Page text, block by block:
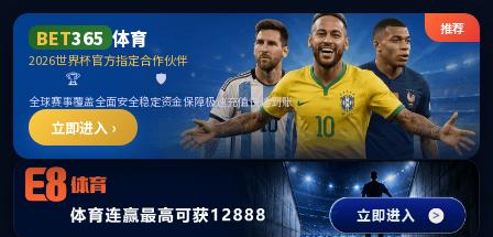
******
欢迎访问bw西汉姆联马克思主义学院！